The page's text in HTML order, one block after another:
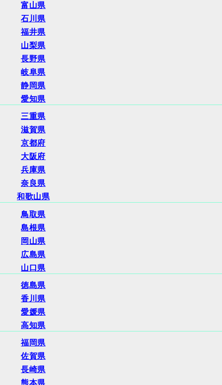
富山県
石川県
福井県
山梨県
長野県
岐阜県
静岡県
愛知県
三重県
滋賀県
京都府
大阪府
兵庫県
奈良県
和歌山県
鳥取県
島根県
岡山県
広島県
山口県
徳島県
香川県
愛媛県
高知県
福岡県
佐賀県
長崎県
熊本県